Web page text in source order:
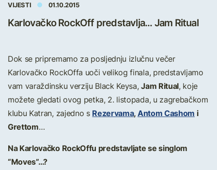
VIJESTI 01.10.2015
Karlovačko RockOff predstavlja... Jam Ritual
Dok se pripremamo za posljednju izlučnu večer
Karlovačko RockOffa uoči velikog finala, predstavljamo
vam varaždinsku verziju Black Keysa,Jam Ritual, koje
možete gledati ovog petka, 2. listopada, u zagrebačkom
klubu Katran, zajedno s Rezervama,Antom Cashom i
Grettom…
Na Karlovačko RockOffu predstavljate se singlom
“Moves”…?